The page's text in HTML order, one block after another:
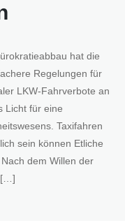
hat die
Regelungen für
LKW-Fahrverbote an
Licht für eine
Taxifahren
sein können Etliche
dem Willen der
[…]